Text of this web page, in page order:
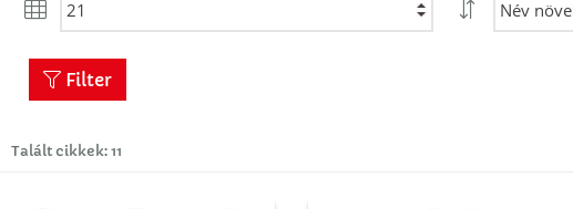
Talált cikkek: 11
Filter